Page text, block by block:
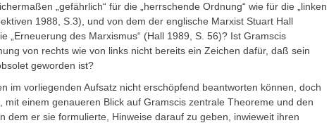
„gefährlich“ für die „herrschende Ordnung“ wie für die „linken
1988, S.3), und von dem der englische Marxist Stuart Hall
„Erneuerung des Marxismus“ (Hall 1989, S. 56)? Ist Gramscis
von rechts wie von links nicht bereits ein Zeichen dafür, daß sein
geworden ist?
im vorliegenden Aufsatz nicht erschöpfend beantworten können, doch
mit einem genaueren Blick auf Gramscis zentrale Theoreme und den
dem er sie formulierte, Hinweise darauf zu geben, inwieweit ihren